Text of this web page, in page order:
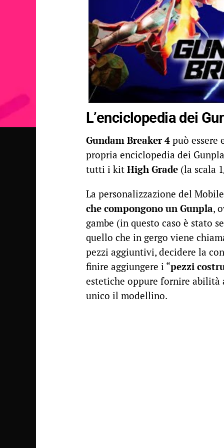
L’enciclopedia dei
Gundam Breaker 4 può essere
propria enciclopedia dei
tutti i kit High Grade (la scala
La personalizzazione del
che compongono un Gunpla,
gambe (in questo caso è stato
quello che in gergo viene
pezzi aggiuntivi, decidere la
finire aggiungere i “pezzi
estetiche oppure fornire abilità
unico il modellino.